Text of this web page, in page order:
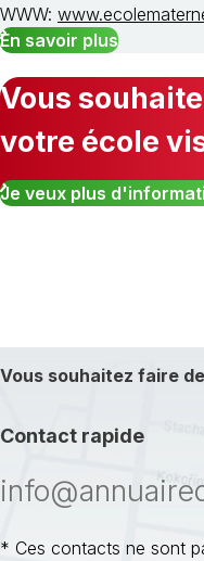
WWW:
En savoir plus
Vous
votre école
Je veux plus
Vous souhaitez faire
Contact rapide
* Ces contacts ne sont